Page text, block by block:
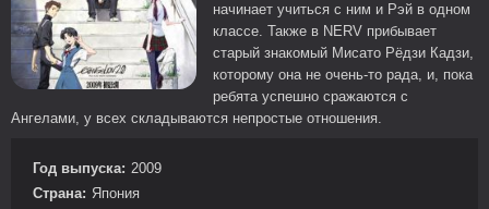
начинает учиться с ним и Рэй в одном
классе. Также в NERV прибывает
старый знакомый Мисато Рёдзи Кадзи,
которому она не очень-то рада, и, пока
ребята успешно сражаются с
Ангелами, у всех складываются непростые отношения.
Год выпуска: 2009
Страна: Япония